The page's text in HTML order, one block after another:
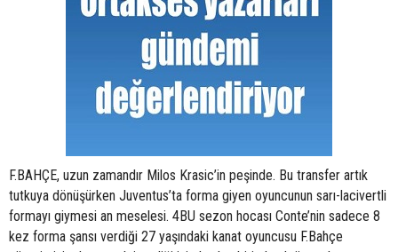
F.BAHÇE, uzun zamandır Milos Krasic’in peşinde. Bu transfer artık
tutkuya dönüşürken Juventus’ta forma giyen oyuncunun sarı-lacivertli
formayı giymesi an meselesi. 4BU sezon hocası Conte’nin sadece 8
kez forma şansı verdiği 27 yaşındaki kanat oyuncusu F.Bahçe